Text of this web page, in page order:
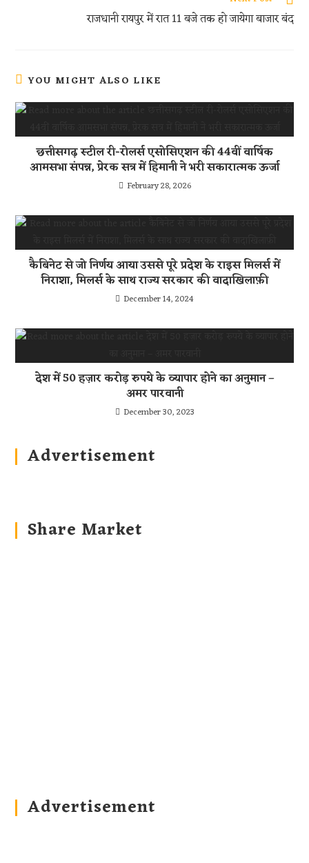
p
राजधानी रायपुर में रात 11 बजे तक हो जायेगा बाजार बंद
YOU MIGHT ALSO LIKE
छत्तीसगढ़ स्टील री-रोलर्स एसोसिएशन की 44वीं वार्षिक
आमसभा संपन्न, प्रेरक सत्र में हिमानी ने भरी सकारात्मक ऊर्जा
February 28, 2026
कैबिनेट से जो निर्णय आया उससे पूरे प्रदेश के राइस मिलर्स में
निराशा, मिलर्स के साथ राज्य सरकार की वादाखिलाफ़ी
December 14, 2024
देश में 50 हज़ार करोड़ रुपये के व्यापार होने का अनुमान –
अमर पारवानी
December 30, 2023
Advertisement
Share Market
Advertisement